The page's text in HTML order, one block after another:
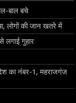
बाल बचे
लोगों की जान खतरे में
लगाई गुहार
का नंबर-1, महराजगंज